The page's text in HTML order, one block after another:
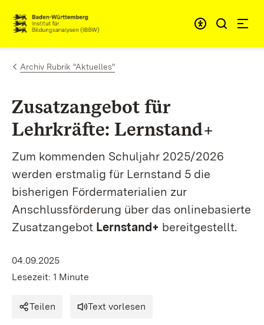
Zum Inhalt springen
Link zur Startseite
Archiv Rubrik "Aktuelles"
Zusatzangebot für
Lehrkräfte: Lernstand+
Zum kommenden Schuljahr 2025/2026
werden erstmalig für Lernstand 5 die
bisherigen Fördermaterialien zur
Anschlussförderung über das onlinebasierte
Zusatzangebot Lernstand+ bereitgestellt.
04.09.2025
Lesezeit: 1 Minute
Teilen Text vorlesen